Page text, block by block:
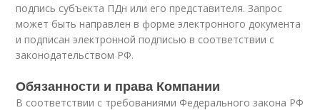
подпись субъекта ПДн или его представителя. Запрос
может быть направлен в форме электронного документа
и подписан электронной подписью в соответствии с
законодательством РФ.
Обязанности и права Компании
В соответствии с требованиями Федерального закона РФ